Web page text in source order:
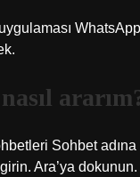
Sohbet
Ara’ya dokunun.